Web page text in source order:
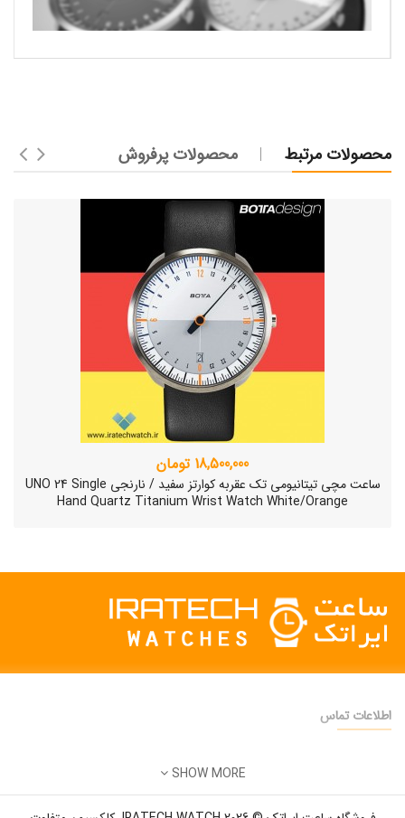
محصولات مرتبط محصولات پرفروش
18,500,000 تومان
ساعت مچی تیتانیومی تک عقربه کوارتز سفید / نارنجی UNO 24 Single
Hand Quartz Titanium Wrist Watch White/Orange
ساعت مچی سوئیسی SLOW "AM/PM" – 01..
اطلاعات تماس
ایمیل:
SHOW MORE